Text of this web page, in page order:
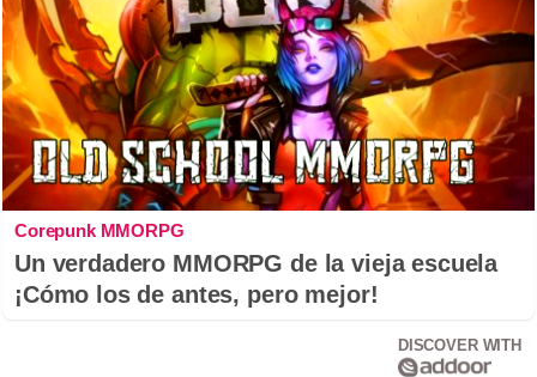
Corepunk MMORPG
Un verdadero MMORPG de la vieja escuela
¡Cómo los de antes, pero mejor!
DISCOVER WITH